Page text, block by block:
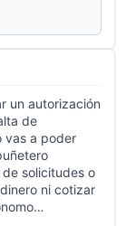
un autorización
de
vas a poder
solicitudes o
ni cotizar